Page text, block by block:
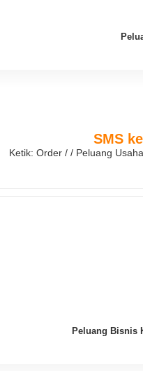
SMS
Ketik: Order / / Peluang
Peluang Bisnis